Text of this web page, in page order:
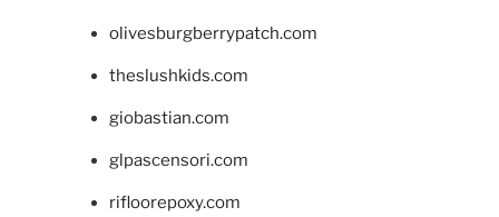
olivesburgberrypatch.com
theslushkids.com
giobastian.com
glpascensori.com
rifloorepoxy.com